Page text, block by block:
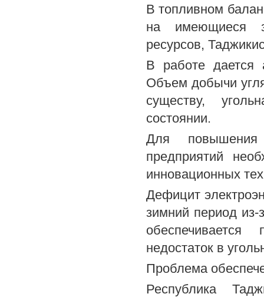
В топливном
на имеющиеся
ресурсов,
В работе дается
Объем добычи
существу,
состоянии.
Для повышения
предприятий
инновационных
Дефицит
зимний период
недостаток в
Проблема
Республика